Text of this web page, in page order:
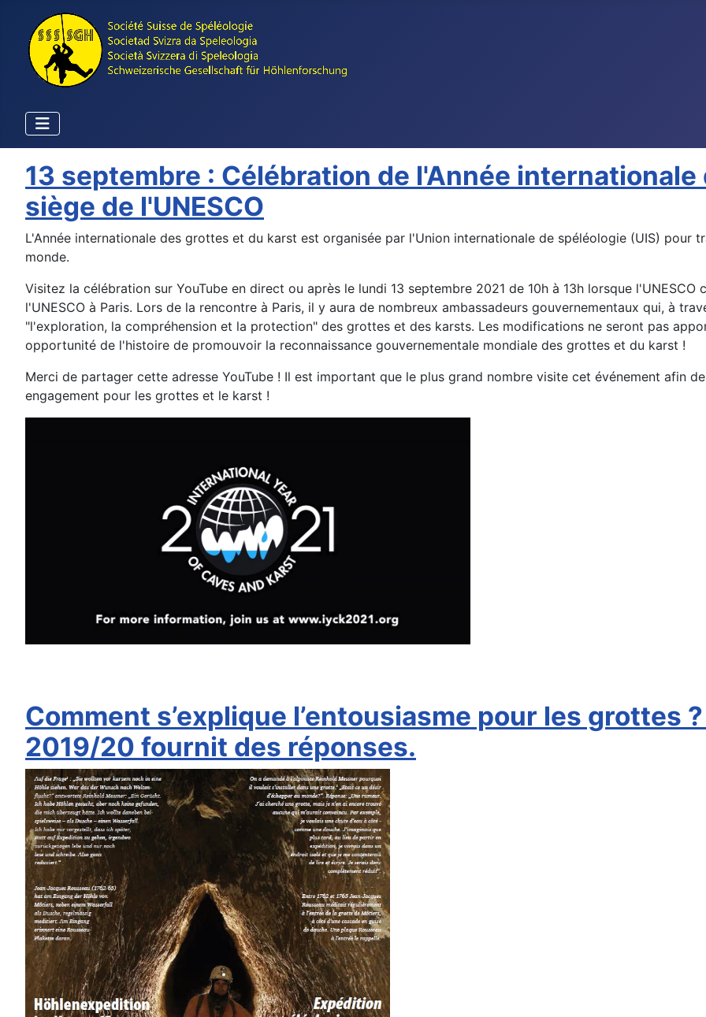
13 septembre : Célébration de l'Année
siège de l'UNESCO
L'Année internationale des grottes et du karst est organisée par l'Union internationale de spéléologie (UIS)
monde.
Visitez la célébration sur YouTube en direct ou après le lundi 13 septembre 2021 de 10h à 13h lorsque
l'UNESCO à Paris. Lors de la rencontre à Paris, il y aura de nombreux ambassadeurs gouvernementaux qui, à
"l'exploration, la compréhension et la protection" des grottes et des karsts. Les modifications ne seront pas
opportunité de l'histoire de promouvoir la reconnaissance gouvernementale mondiale des grottes et du karst !
Merci de partager cette adresse YouTube ! Il est important que le plus grand nombre visite cet événement afin
engagement pour les grottes et le karst !
Comment s’explique l’entousiasme pour les grottes
2019/20 fournit des réponses.